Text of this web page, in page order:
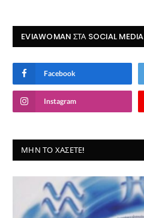
EVIAWOMAN ΣΤΑ SOCIAL MEDIA
Facebook
Instagram
ΜΗΝ ΤΟ ΧΆΣΕΤΕ!